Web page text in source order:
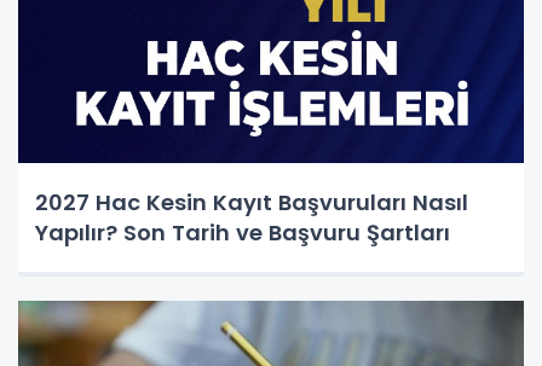
2027 Hac Kesin Kayıt Başvuruları Nasıl
Yapılır? Son Tarih ve Başvuru Şartları